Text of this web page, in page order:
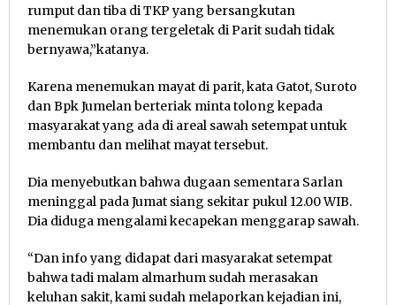
rumput dan tiba di TKP yang bersangkutan
menemukan orang tergeletak di Parit sudah tidak
bernyawa,”katanya.
Karena menemukan mayat di parit, kata Gatot, Suroto
dan Bpk Jumelan berteriak minta tolong kepada
masyarakat yang ada di areal sawah setempat untuk
membantu dan melihat mayat tersebut.
Dia menyebutkan bahwa dugaan sementara Sarlan
meninggal pada Jumat siang sekitar pukul 12.00 WIB.
Dia diduga mengalami kecapekan menggarap sawah.
“Dan info yang didapat dari masyarakat setempat
bahwa tadi malam almarhum sudah merasakan
keluhan sakit, kami sudah melaporkan kejadian ini,